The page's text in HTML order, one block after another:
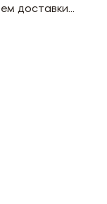
доставки...